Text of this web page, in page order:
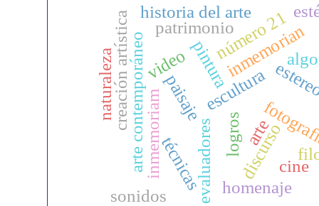
evaluadores arte
paisaje
video
escultura
pintura
discurso
arte contemporáneo
creación artística
homenaje
inmemoriam
patrimonioinmemorian
número 21
historia del arte
cine
naturaleza
sonidos
técnicas logros